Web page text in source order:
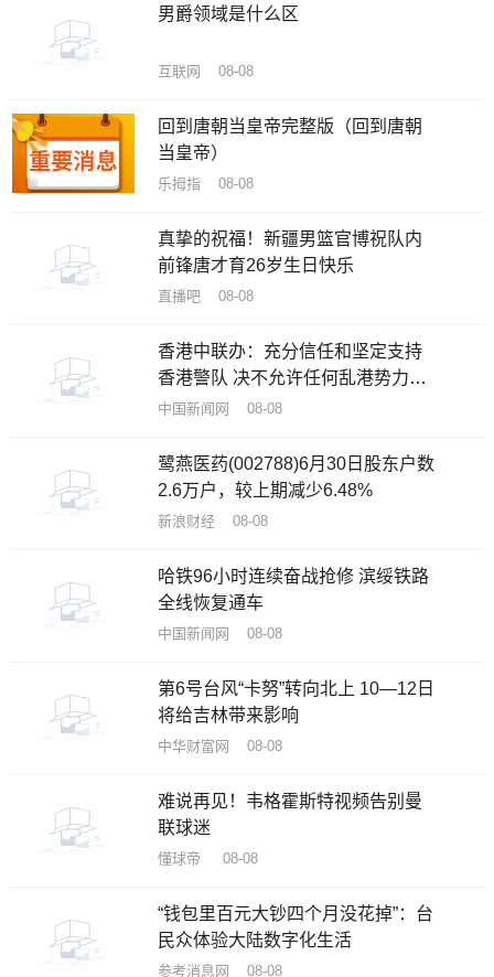
男爵领域是什么区
互联网 08-08
回到唐朝当皇帝完整版（回到唐朝
当皇帝）
乐拇指 08-08
真挚的祝福！新疆男篮官博祝队内
前锋唐才育26岁生日快乐
直播吧 08-08
香港中联办：充分信任和坚定支持
香港警队 决不允许任何乱港势力攻
击抹黑
中国新闻网 08-08
鹭燕医药(002788)6月30日股东户数
2.6万户，较上期减少6.48%
新浪财经 08-08
哈铁96小时连续奋战抢修 滨绥铁路
全线恢复通车
中国新闻网 08-08
第6号台风“卡努”转向北上 10—12日
将给吉林带来影响
中华财富网 08-08
难说再见！韦格霍斯特视频告别曼
联球迷
懂球帝 08-08
“钱包里百元大钞四个月没花掉”：台
民众体验大陆数字化生活
参考消息网 08-08